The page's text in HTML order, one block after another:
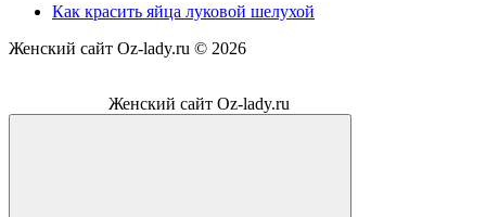
Как красить яйца луковой шелухой
Женский сайт Oz-lady.ru © 2026
Женский сайт Oz-lady.ru